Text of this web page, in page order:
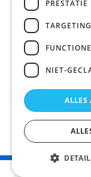
Netwerkcoördinator
PRESTATIE
TARGETING
NIET-
ALLES